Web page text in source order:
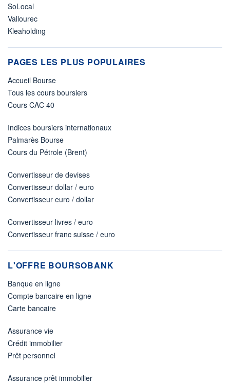
SoLocal
Vallourec
Kleaholding
PAGES LES PLUS POPULAIRES
Accueil Bourse
Tous les cours boursiers
Cours CAC 40
Indices boursiers internationaux
Palmarès Bourse
Cours du Pétrole (Brent)
Convertisseur de devises
Convertisseur dollar / euro
Convertisseur euro / dollar
Convertisseur livres / euro
Convertisseur franc suisse / euro
L'OFFRE BOURSOBANK
Banque en ligne
Compte bancaire en ligne
Carte bancaire
Assurance vie
Crédit immobilier
Prêt personnel
Assurance prêt immobilier